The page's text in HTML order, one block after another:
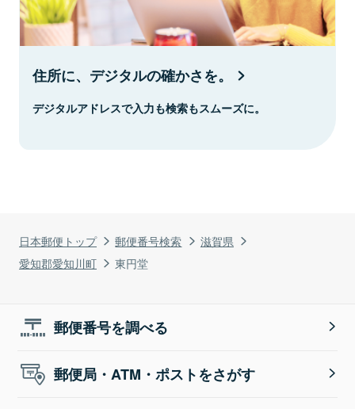
日本郵便トップ 郵便番号検索
滋賀県
愛知郡愛知川町
東円堂
住所に、デジタルの確かさを。
デジタルアドレスで入力も検索もスムーズに。
郵便番号を調べる
郵便局・ATM・ポストをさがす